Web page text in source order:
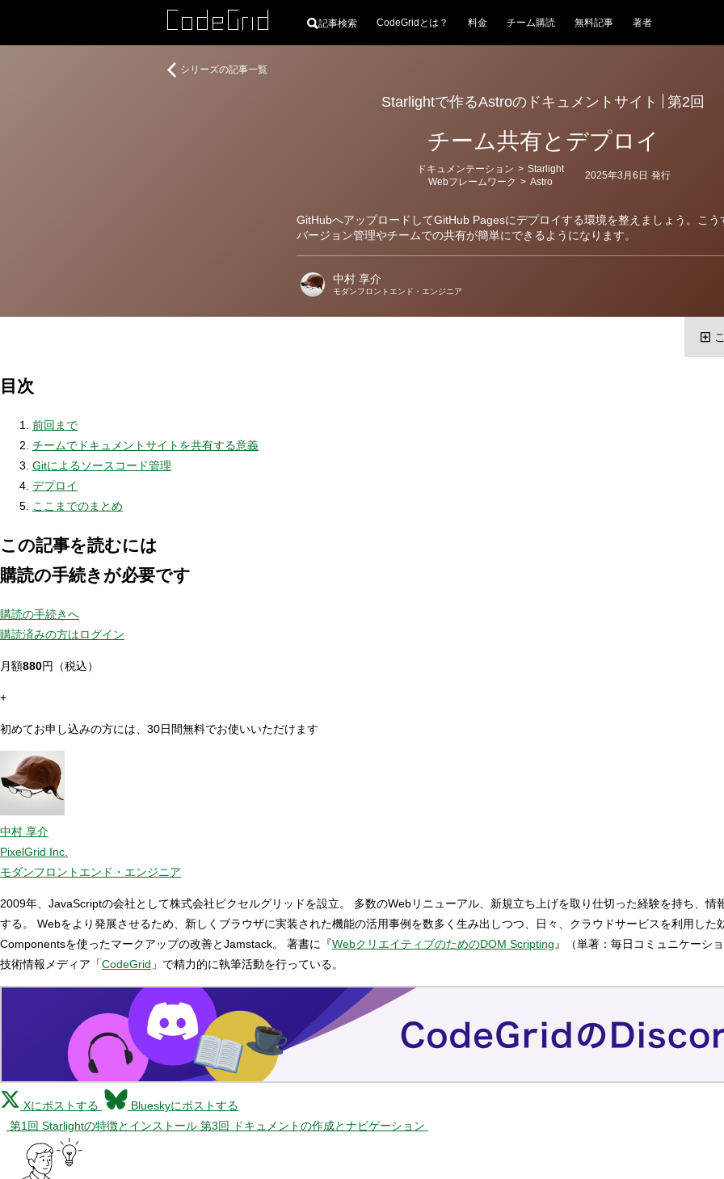
記事検索 CodeGridとは？ 料金 チーム購読 無料記事 著者
Starlightで作るAstroのドキュメントサイト 第2回
チーム共有とデプロイ
GitHubへアップロードしてGitHub Pagesにデプロイする環境を整えましょう。こう
バージョン管理やチームでの共有が簡単にできるようになります。
カ
ドキュメンテーション > Starlight
Webフレームワーク > Astro
2025年3月6日 発行
中村 享介
モダンフロントエンド・エンジニア
Starlight
シリーズの記事一覧
目次
前回まで
チームでドキュメントサイトを共有する意義
Gitによるソースコード管理
デプロイ
ここまでのまとめ
この記事を読むには
購読の手続きが必要です
購読の手続きへ
購読済みの方はログイン
月額880円（税込）
+
初めてお申し込みの方には、30日間無料でお使いいただけます
中村 享介
PixelGrid Inc.
モダンフロントエンド・エンジニア
2009年、JavaScriptの会社として株式会社ピクセルグリッドを設立。 多数のWebリニューアル、新規立ち上げを取り仕切った経験を持ち、
する。 Webをより発展させるため、新しくブラウザに実装された機能の活用事例を数多く生み出しつつ、日々、クラウドサービスを利用し
Componentsを使ったマークアップの改善とJamstack。 著書に『WebクリエイティブのためのDOM Scripting 』（単著：毎日コミュニケーシ
技術情報メディア「CodeGrid 」で精力的に執筆活動を行っている。
Xにポストする
Blueskyにポストする
第1回 Starlightの特徴とインストール 第3回 ドキュメントの作成とナビゲーション